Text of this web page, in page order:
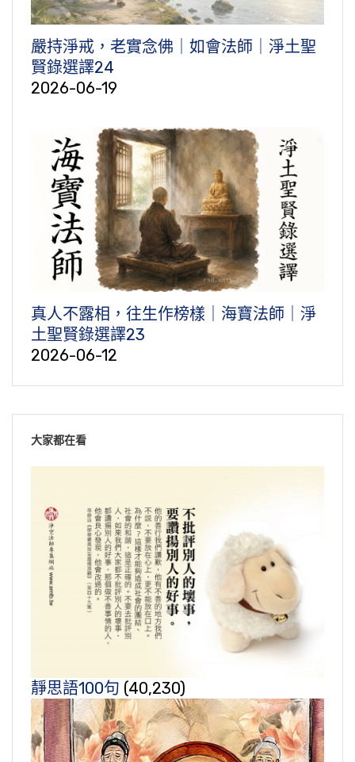
嚴持淨戒，老實念佛｜如會法師｜淨土聖
賢錄選譯24
2026-06-19
真人不露相，往生作榜樣｜海寶法師｜淨
土聖賢錄選譯23
2026-06-12
大家都在看
靜思語100句 (40,230)